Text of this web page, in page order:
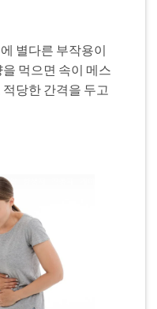
별다른 부작용이
먹으면 속이 메스
당한 간격을 두고